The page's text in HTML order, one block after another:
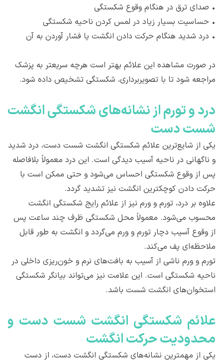
• صدای ترق در هنگام وقوع شکستگی
• حساسیت بسیار زیاد در لمس کردن ناحیه شکستگی
• درد شدید هنگام حرکت دادن انگشت یا فشار آوردن به آن
در صورت مشاهده این علائم بهتر است هرچه سریعتر به پزشک
مراجعه شود تا با تصویربرداری، شکستگی تشخیص داده شود.
درد و تورم از نشانه‌های شکستگی انگشت
شست دست
یکی از شایع‌ترین علائم شکستگی انگشت شست دست، درد شدید
و ناگهانی در ناحیه آسیب دیدگی است. این درد معمولاً بلافاصله
پس از وقوع شکستگی احساس می‌شود و حتی ممکن است با
حرکت دادن کوچکترین انگشت نیز تشدید گردد.
علاوه بر درد، تورم و ورم نیز از علائم رایج شکستگی انگشت
محسوب می‌شود. معمولاً محل شکستگی ظرف چند ساعت پس
از وقوع آسیب دچار تورم و ورم می‌گردد و انگشت به طور قابل
ملاحظه‌ای پف می‌کند.
تورم و ورم ناشی از آسیب به بافت‌های نرم و خون‌ریزی داخلی در
ناحیه شکستگی است. این علامت نیز می‌تواند بیانگر شکستگی
استخوان‌های انگشت شست باشد.
علائم شکستگی انگشت شست دست و
محدودیت حرکت انگشت
یکی از مهمترین نشانه‌های شکستگی انگشت دست، از دست